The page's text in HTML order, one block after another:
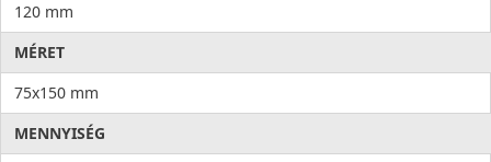
120 mm
MÉRET
75x150 mm
MENNYISÉG